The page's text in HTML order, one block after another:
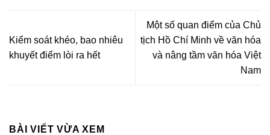
Đảng hiện nay
Kiểm soát khéo, bao nhiêu
khuyết điểm lòi ra hết
Một số quan điểm của Chủ
tịch Hồ Chí Minh về văn hóa
và nâng tầm văn hóa Việt
Nam
BÀI VIẾT VỪA XEM